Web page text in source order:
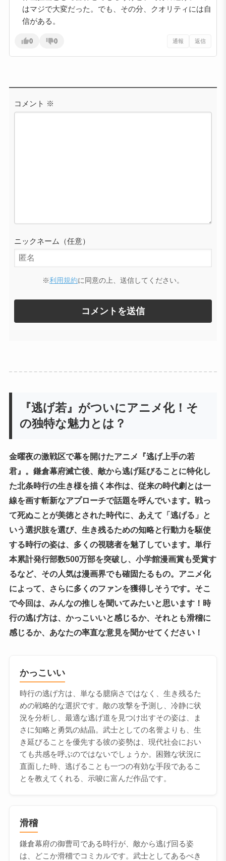
はマジで大変だった。でも、その分、クオリティには自
信がある。
0 0 通報 返信
コメント ※
ニックネーム（任意）
※利用規約に同意の上、送信してください。
『逃げ若』がついにアニメ化！そ
の独特な魅力とは？
金曜夜の激戦区で幕を開けたアニメ『逃げ上手の若
君』。鎌倉幕府滅亡後、敵から逃げ延びることに特化し
た北条時行の生き様を描く本作は、従来の時代劇とは一
線を画す斬新なアプローチで話題を呼んでいます。戦っ
て死ぬことが美徳とされた時代に、あえて「逃げる」と
いう選択肢を選び、生き残るための知略と行動力を駆使
する時行の姿は、多くの視聴者を魅了しています。単行
本累計発行部数500万部を突破し、小学館漫画賞も受賞す
るなど、その人気は漫画界でも確固たるもの。アニメ化
によって、さらに多くのファンを獲得しそうです。そこ
で今回は、みんなの推しを聞いてみたいと思います！時
行の逃げ方は、かっこいいと感じるか、それとも滑稽に
感じるか、あなたの率直な意見を聞かせてください！
かっこいい
時行の逃げ方は、単なる臆病さではなく、生き残るた
めの戦略的な選択です。敵の攻撃を予測し、冷静に状
況を分析し、最適な逃げ道を見つけ出すその姿は、ま
さに知略と勇気の結晶。武士としての名誉よりも、生
き延びることを優先する彼の姿勢は、現代社会におい
ても共感を呼ぶのではないでしょうか。困難な状況に
直面した時、逃げることも一つの有効な手段であるこ
とを教えてくれる、示唆に富んだ作品です。
滑稽
鎌倉幕府の御曹司である時行が、敵から逃げ回る姿
は、どこか滑稽でコミカルです。武士としてあるべき